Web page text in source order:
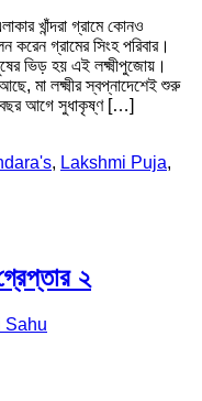
খাঁন্দরা গ্রামে কোনও
করেন গ্রামের সিংহ পরিবার।
ভিড় হয় এই লক্ষ্মীপুজোয়।
মা লক্ষ্মীর স্বপ্নাদেশেই শুরু
আগে সুধাকৃষ্ণ […]
, Lakshmi Puja,
২
Sahu